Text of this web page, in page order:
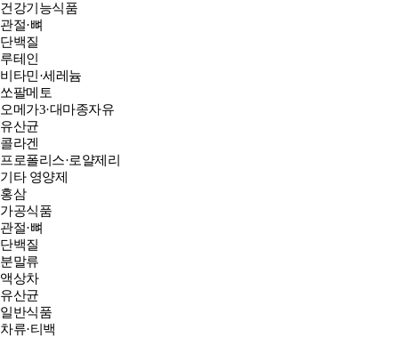
건강기능식품
관절·뼈
단백질
루테인
비타민·세레늄
쏘팔메토
오메가3·대마종자유
유산균
콜라겐
프로폴리스·로얄제리
기타 영양제
홍삼
가공식품
관절·뼈
단백질
분말류
액상차
유산균
일반식품
차류·티백